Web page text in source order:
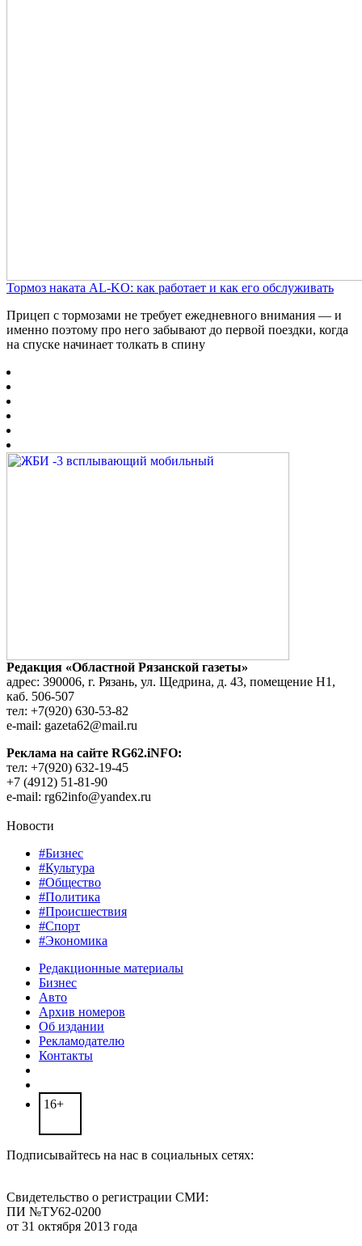
Тормоз наката AL-KO: как работает и как его обслуживать
Прицеп с тормозами не требует ежедневного внимания — и
именно поэтому про него забывают до первой поездки, когда
на спуске начинает толкать в спину
Редакция «Областной Рязанской газеты»
адрес: 390006, г. Рязань, ул. Щедрина, д. 43, помещение Н1,
каб. 506-507
тел: +7(920) 630-53-82
e-mail: gazeta62@mail.ru
Реклама на сайте RG62.iNFO:
тел: +7(920) 632-19-45
+7 (4912) 51-81-90
e-mail: rg62info@yandex.ru
Новости
#Бизнес
#Культура
#Общество
#Политика
#Происшествия
#Спорт
#Экономика
Редакционные материалы
Бизнес
Авто
Архив номеров
Об издании
Рекламодателю
Контакты
16+
Подписывайтесь на нас в социальных сетях:
Свидетельство о регистрации СМИ:
ПИ №ТУ62-0200
от 31 октября 2013 года